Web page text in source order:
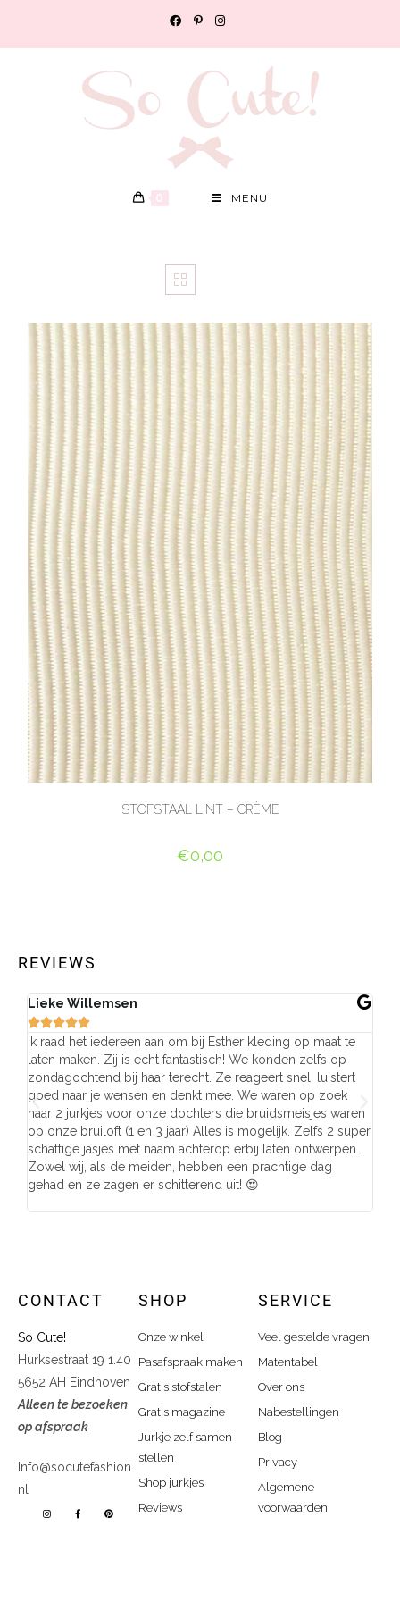
0 MENU
STOFSTAAL LINT – CRÈME
€0,00
REVIEWS
Lieke Willemsen

Ik raad het iedereen aan om bij Esther kleding op maat te
laten maken. Zij is echt fantastisch! We konden zelfs op
zondagochtend bij haar terecht. Ze reageert snel, luistert
goed naar je wensen en denkt mee. We waren op zoek
naar 2 jurkjes voor onze dochters die bruidsmeisjes waren
op onze bruiloft (1 en 3 jaar) Alles is mogelijk. Zelfs 2 super
schattige jasjes met naam achterop erbij laten ontwerpen.
Zowel wij, als de meiden, hebben een prachtige dag
gehad en ze zagen er schitterend uit! 😍
CONTACT
So Cute!
Hurksestraat 19 1.40
5652 AH Eindhoven
Alleen te bezoeken
op afspraak
Info@socutefashion.
nl
SHOP
Onze winkel
Pasafspraak maken
Gratis stofstalen
Gratis magazine
Jurkje zelf samen
stellen
Shop jurkjes
Reviews
SERVICE
Veel gestelde vragen
Matentabel
Over ons
Nabestellingen
Blog
Privacy
Algemene
voorwaarden